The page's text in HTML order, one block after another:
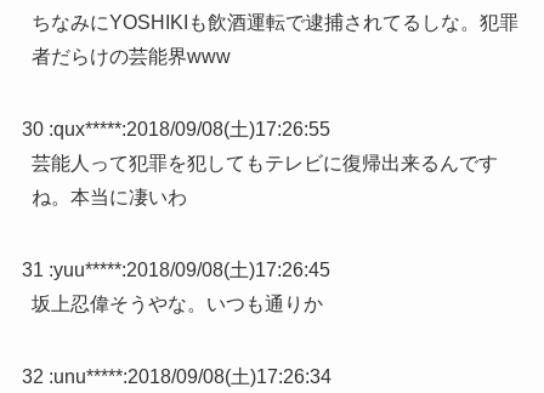
ちなみにYOSHIKIも飲酒運転で逮捕されてるしな。犯罪
者だらけの芸能界www
30 :qux*****:2018/09/08(土)17:26:55
芸能人って犯罪を犯してもテレビに復帰出来るんです
ね。本当に凄いわ
31 :yuu*****:2018/09/08(土)17:26:45
坂上忍偉そうやな。いつも通りか
32 :unu*****:2018/09/08(土)17:26:34